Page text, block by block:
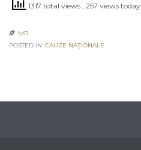
1317 total views , 257 views today
 MR
POSTED IN: CAUZE NAŢIONALE